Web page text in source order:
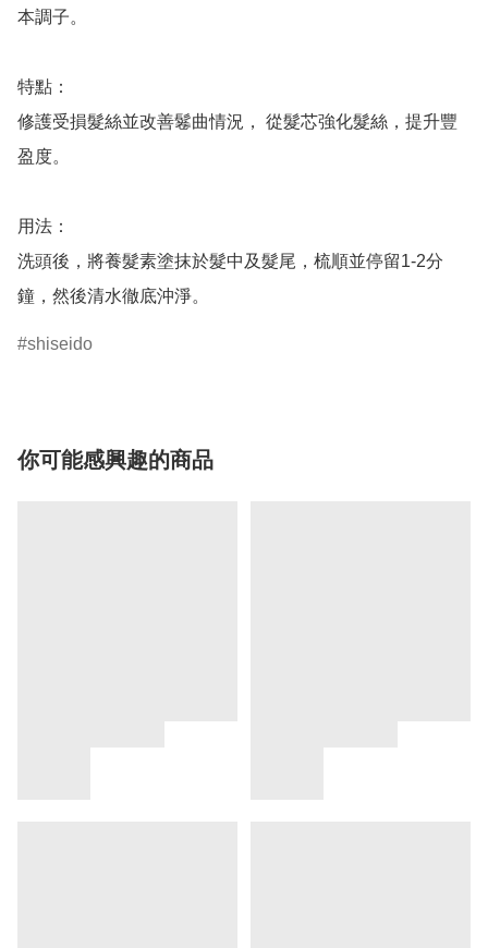
本調子。
特點：
修護受損髮絲並改善鬈曲情況， 從髮芯強化髮絲，提升豐
盈度。
用法：
洗頭後，將養髮素塗抹於髮中及髮尾，梳順並停留1-2分
鐘，然後清水徹底沖淨。
shiseido
你可能感興趣的商品